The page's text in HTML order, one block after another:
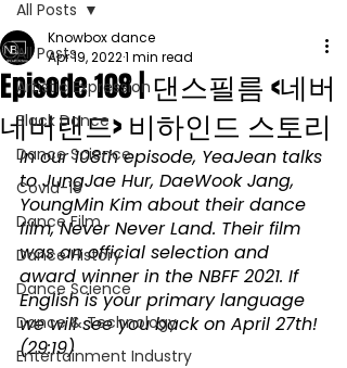
All Posts
Artistic Expression
Black Dance
Dance Science
Covid-19
Dance Film
Dance History
Dance Science
Dance & Technology
Entertainment Industry
All Posts
Episode 108 | 댄스필름 <네버
네버랜드> 비하인드 스토리
Knowbox dance
Apr 19, 20221 min read
In our 108th episode, YeaJean talks
to JungJae Hur, DaeWook Jang,
YoungMin Kim about their dance
film, Never Never Land. Their film
was an official selection and
award winner in the NBFF 2021. If
English is your primary language
we will see you back on April 27th!
(29:19)